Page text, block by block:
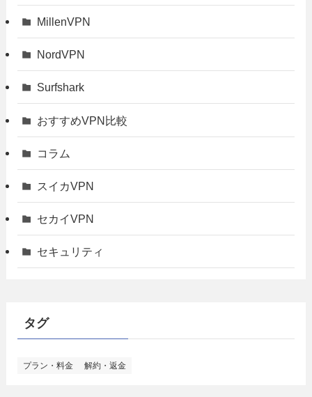
MillenVPN
NordVPN
Surfshark
おすすめVPN比較
コラム
スイカVPN
セカイVPN
セキュリティ
タグ
プラン・料金 解約・返金